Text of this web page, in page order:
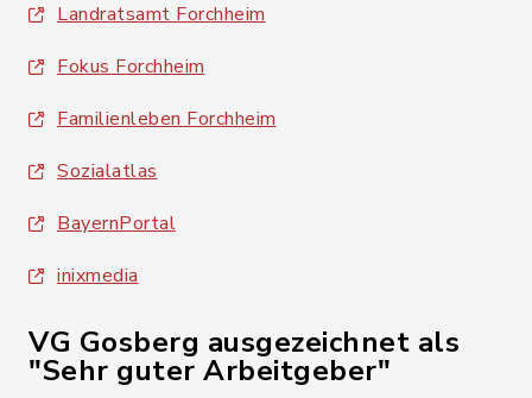
Landratsamt Forchheim
Fokus Forchheim
Familienleben Forchheim
Sozialatlas
BayernPortal
inixmedia
VG Gosberg ausgezeichnet als
"Sehr guter Arbeitgeber"